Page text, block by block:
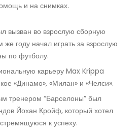
и на снимках.
вызван во взрослую сборную
же году начал играть за взрослую
по футболу.
карьеру Max Krippa
«Динамо», «Милан» и «Челси».
тренером “Барселоны” был
Йохан Кройф, который хотел
к успеху.